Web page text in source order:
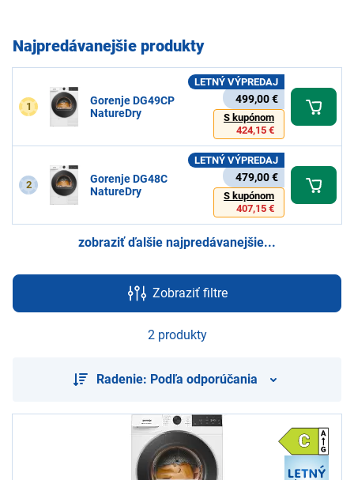
Najpredávanejšie produkty
1
Gorenje DG49CP
NatureDry
LETNÝ VÝPREDAJ
499,00 €
S kupónom
424,15 €
2
Gorenje DG48C
NatureDry
LETNÝ VÝPREDAJ
479,00 €
S kupónom
407,15 €
zobraziť ďalšie najpredávanejšie...
Zobraziť filtre
2 produkty
Radenie: Podľa odporúčania